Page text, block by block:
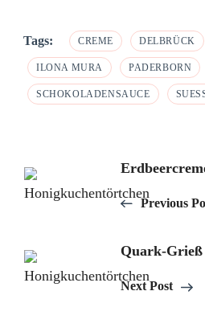
Tags: CREME DELBRÜCK
ILONA MURA PADERBORN
SCHOKOLADENSAUCE
Post
NavigationPrevious
Quark-
Next Post